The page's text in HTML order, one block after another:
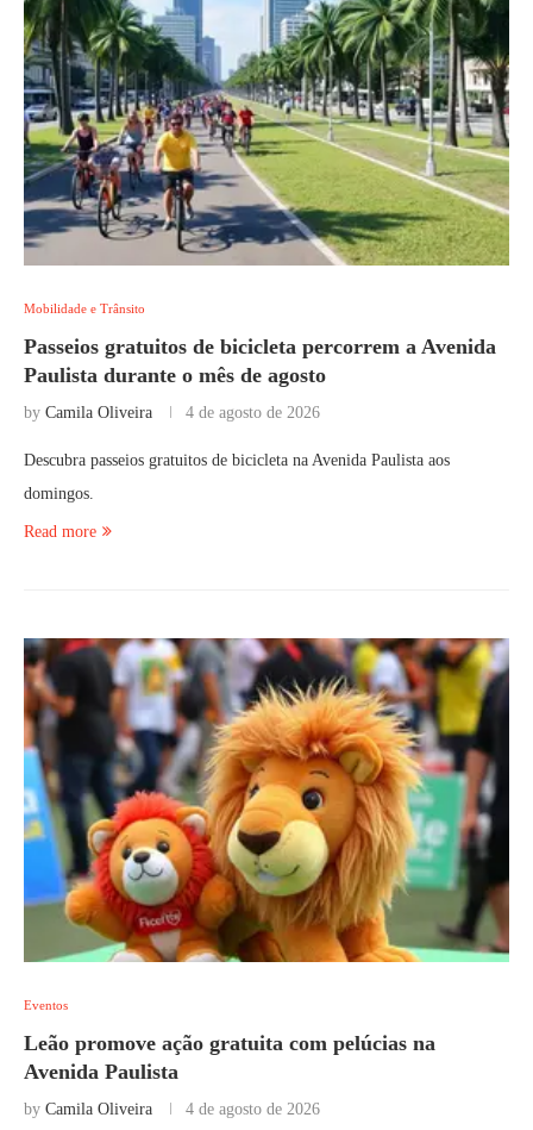
Mobilidade e Trânsito
Passeios gratuitos de bicicleta percorrem a Avenida
Paulista durante o mês de agosto
by Camila Oliveira 4 de agosto de 2026
Descubra passeios gratuitos de bicicleta na Avenida Paulista aos
domingos.
Read more
Eventos
Leão promove ação gratuita com pelúcias na
Avenida Paulista
by Camila Oliveira 4 de agosto de 2026